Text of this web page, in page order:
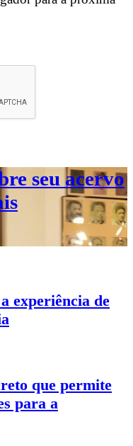
seu acervo
experiência de
que permite
para a